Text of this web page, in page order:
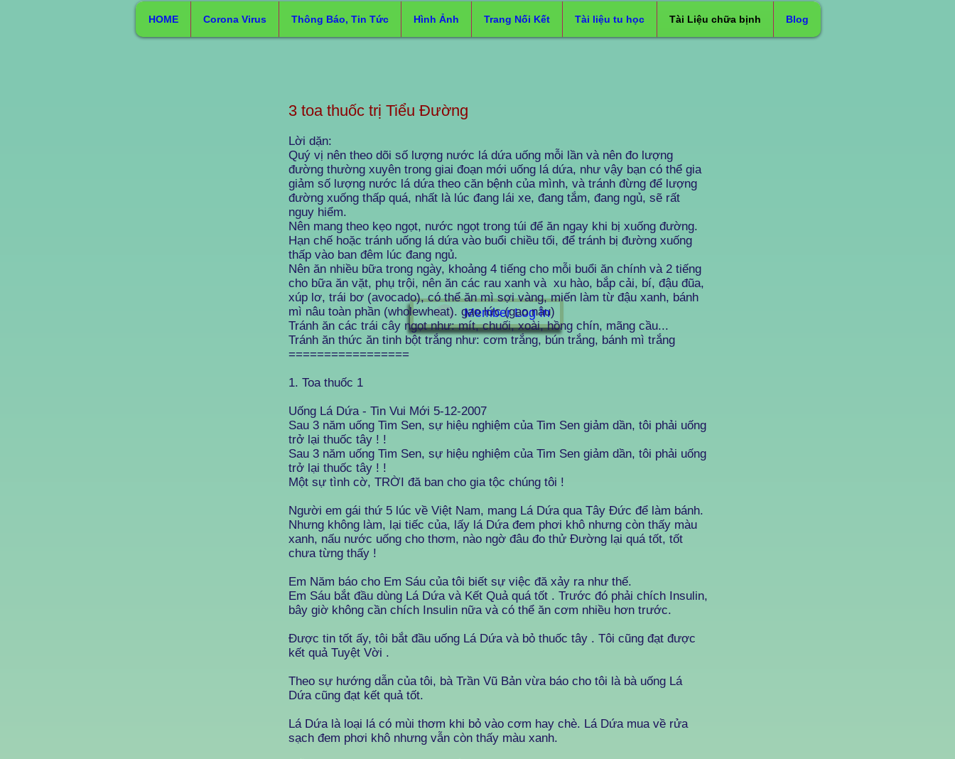
HOME Corona Virus Thông Báo, Tin Tức Hình Ảnh Trang Nối Kết Tài liệu tu học Tài Liệu chữa bịnh Blog
Member Log In
3 toa thuốc trị Tiểu Đường
Lời dặn:
Quý vị nên theo dõi số lượng nước lá dứa uống mỗi lần và nên đo lượng
đường thường xuyên trong giai đoạn mới uống lá dứa, như vậy bạn có thể gia
giảm số lượng nước lá dứa theo căn bệnh của mình, và tránh đừng để lượng
đường xuống thấp quá, nhất là lúc đang lái xe, đang tắm, đang ngủ, sẽ rất
nguy hiểm.
Nên mang theo kẹo ngọt, nước ngọt trong túi để ăn ngay khi bị xuống đường.
Hạn chế hoặc tránh uống lá dứa vào buổi chiều tối, để tránh bị đường xuống
thấp vào ban đêm lúc đang ngủ.
Nên ăn nhiều bữa trong ngày, khoảng 4 tiếng cho mỗi buổi ăn chính và 2 tiếng
cho bữa ăn vặt, phụ trội, nên ăn các rau xanh và xu hào, bắp cải, bí, đậu đũa,
xúp lơ, trái bơ (avocado), có thể ăn mì sợi vàng, miến làm từ đậu xanh, bánh
mì nâu toàn phần (wholewheat). gạo lức (gạo nâu)
Tránh ăn các trái cây ngọt như: mít, chuối, xoài, hồng chín, mãng cầu...
Tránh ăn thức ăn tinh bột trắng như: cơm trắng, bún trắng, bánh mì trắng
=================
1. Toa thuốc 1
Uống Lá Dứa - Tin Vui Mới 5-12-2007
Sau 3 năm uống Tim Sen, sự hiệu nghiệm của Tim Sen giảm dần, tôi phải uống
trở lại thuốc tây ! !
Sau 3 năm uống Tim Sen, sự hiệu nghiệm của Tim Sen giảm dần, tôi phải uống
trở lại thuốc tây ! !
Một sự tình cờ, TRỜI đă ban cho gia tộc chúng tôi !
Người em gái thứ 5 lúc về Việt Nam, mang Lá Dứa qua Tây Đức để làm bánh.
Nhưng không làm, lại tiếc của, lấy lá Dứa đem phơi khô nhưng còn thấy màu
xanh, nấu nước uống cho thơm, nào ngờ đâu đo thử Đường lại quá tốt, tốt
chưa từng thấy !
Em Năm báo cho Em Sáu của tôi biết sự việc đă xảy ra như thế.
Em Sáu bắt đầu dùng Lá Dứa và Kết Quả quá tốt . Trước đó phải chích Insulin,
bây giờ không cần chích Insulin nữa và có thể ăn cơm nhiều hơn trước.
Được tin tốt ấy, tôi bắt đầu uống Lá Dứa và bỏ thuốc tây . Tôi cũng đạt được
kết quả Tuyệt Vời .
Theo sự hướng dẫn của tôi, bà Trần Vũ Bản vừa báo cho tôi là bà uống Lá
Dứa cũng đạt kết quả tốt.
Lá Dứa là loại lá có mùi thơm khi bỏ vào cơm hay chè. Lá Dứa mua về rửa
sạch đem phơi khô nhưng vẫn còn thấy màu xanh.